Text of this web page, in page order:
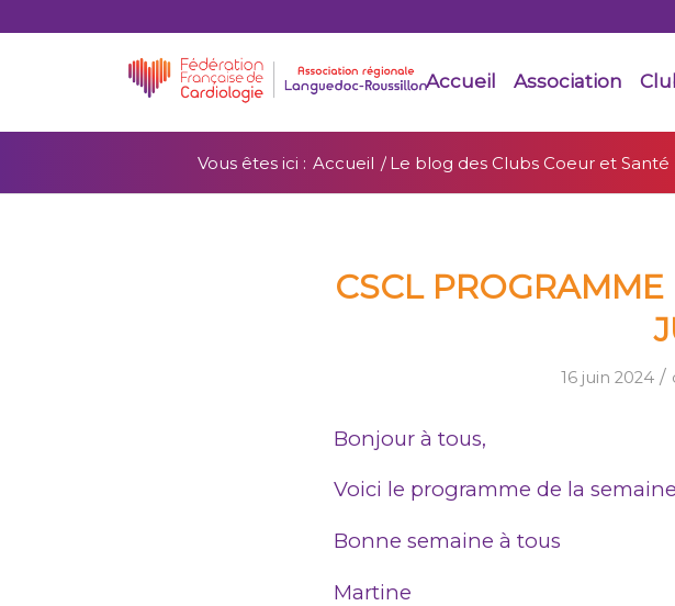
Accueil Association
Vous êtes ici : Accueil / Le blog des Clubs Coeur et Santé
CSCL
16 juin 2024 /
Bonjour à tous,
Voici le programme de la
Bonne semaine à tous
Martine